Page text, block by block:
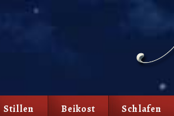
Stillen Beikost Schlafen